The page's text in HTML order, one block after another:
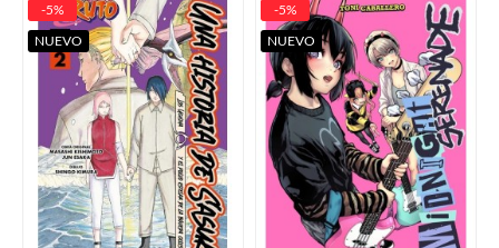
-5%
NUEVO
-5%
NUEVO